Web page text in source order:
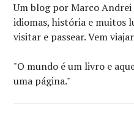
Um blog por Marco
idiomas, história e muitos
visitar e passear. Vem
"O mundo é um livro e
uma página."